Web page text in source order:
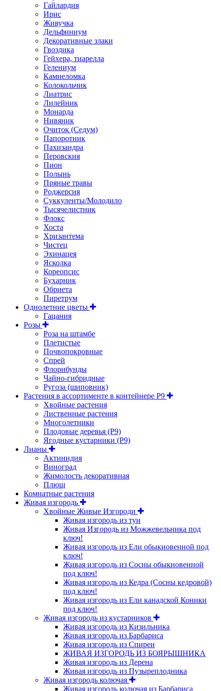
Гайлардия
Ирис
Живучка
Дельфиниум
Декоративные злаки
Гвоздика
Гейхера, тиарелла
Гелениум
Камнеломка
Колокольчик
Лиатрис
Лилейник
Монарда
Нивяник
Очиток (Седум)
Папоротник
Пахизандра
Перовския
Пион
Полынь
Пряные травы
Роджерсия
Суккуленты/Молодило
Тысячелистник
Флокс
Хоста
Хризантема
Чистец
Эхинацея
Ясколка
Кореопсис
Бухарник
Обриета
Пиретрум
Однолетние цветы
Гацания
Розы
Роза на штамбе
Плетистые
Почвопокровные
Спрей
Флорибунды
Чайно-гибридные
Ругоза (шиповник)
Растения в ассортименте в контейнере P9
Хвойные растения
Лиственные растения
Многолетники
Плодовые деревья (Р9)
Ягодные кустарники (Р9)
Лианы
Актинидия
Виноград
Жимолость декоративная
Плющ
Комнатные растения
Живая изгородь
Хвойные Живые Изгороди
Живая изгородь из туи
Живая Изгородь из Можжевельника под
ключ!
Живая изгородь из Ели обыкновенной под
ключ!
Живая изгородь из Сосны обыкновенной
под ключ!
Живая изгородь из Кедра (Сосны кедровой)
под ключ!
Живая изгородь из Ели канадской Коники
под ключ!
Живая изгородь из кустарников
Живая изгородь из Кизильника
Живая изгородь из Барбариса
Живая изгородь из Спиреи
ЖИВАЯ ИЗГОРОДЬ ИЗ БОЯРЫШНИКА
Живая изгородь из Дерена
Живая изгородь из Пузыреплодника
Живая изгородь колючая
Живая изгородь колючая из Барбариса